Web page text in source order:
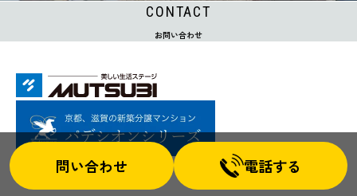
問い合わせ 電話する
CONTACT
お問い合わせ
© Mutsubi Kensetsu